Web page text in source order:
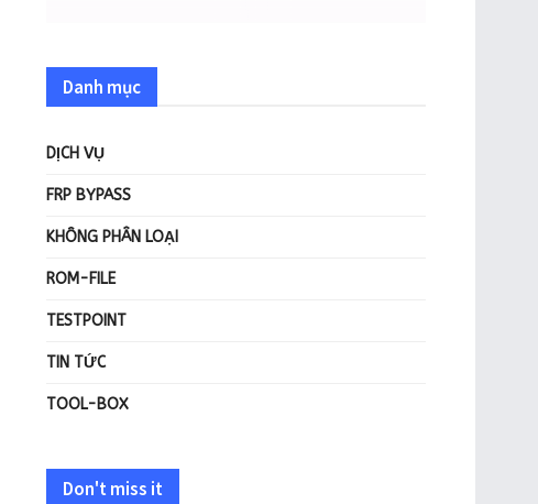
Danh mục
DỊCH VỤ
FRP BYPASS
KHÔNG PHÂN LOẠI
ROM-FILE
TESTPOINT
TIN TỨC
TOOL-BOX
Don't miss it